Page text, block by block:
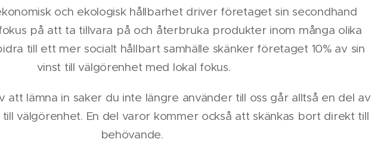
och ekologisk hållbarhet driver företaget sin secondhand
på att ta tillvara på och återbruka produkter inom många olika
till ett mer socialt hållbart samhälle skänker företaget 10% av sin
vinst till välgörenhet med lokal fokus.
att lämna in saker du inte längre använder till oss går alltså en del av
välgörenhet. En del varor kommer också att skänkas bort direkt till
behövande.